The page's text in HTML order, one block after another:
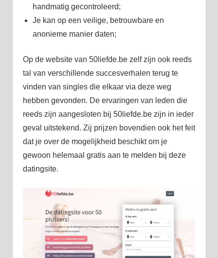
handmatig gecontroleerd;
Je kan op een veilige, betrouwbare en
anonieme manier daten;
Op de website van 50liefde.be zelf zijn ook reeds
tal van verschillende succesverhalen terug te
vinden van singles die elkaar via deze weg
hebben gevonden. De ervaringen van leden die
reeds zijn aangesloten bij 50liefde.be zijn in ieder
geval uitstekend. Zij prijzen bovendien ook het feit
dat je over de mogelijkheid beschikt om je
gewoon helemaal gratis aan te melden bij deze
datingsite.